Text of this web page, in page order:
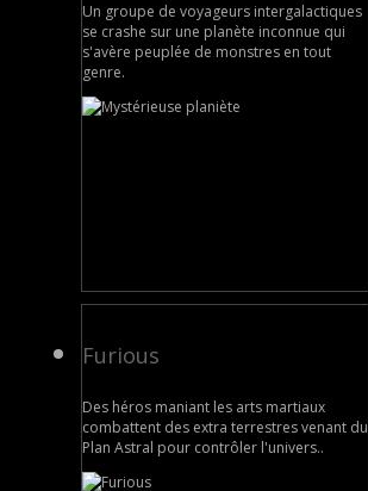
Un groupe de voyageurs intergalactiques
se crashe sur une planète inconnue qui
s'avère peuplée de monstres en tout
genre.
Furious
Des héros maniant les arts martiaux
combattent des extra terrestres venant du
Plan Astral pour contrôler l'univers..